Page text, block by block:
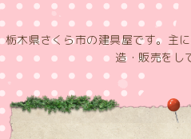
栃木県さくら市の建具屋です。主
造・販売をし